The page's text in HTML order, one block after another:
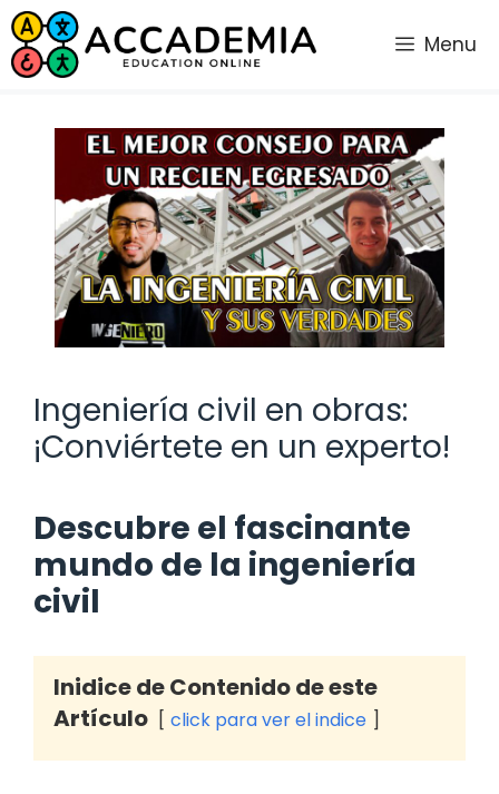
Saltar
al
contenido
Menu
Ingeniería civil en obras:
¡Conviértete en un experto!
Descubre el fascinante
mundo de la ingeniería
civil
Inidice de Contenido de este
Artículo
click para ver el indice